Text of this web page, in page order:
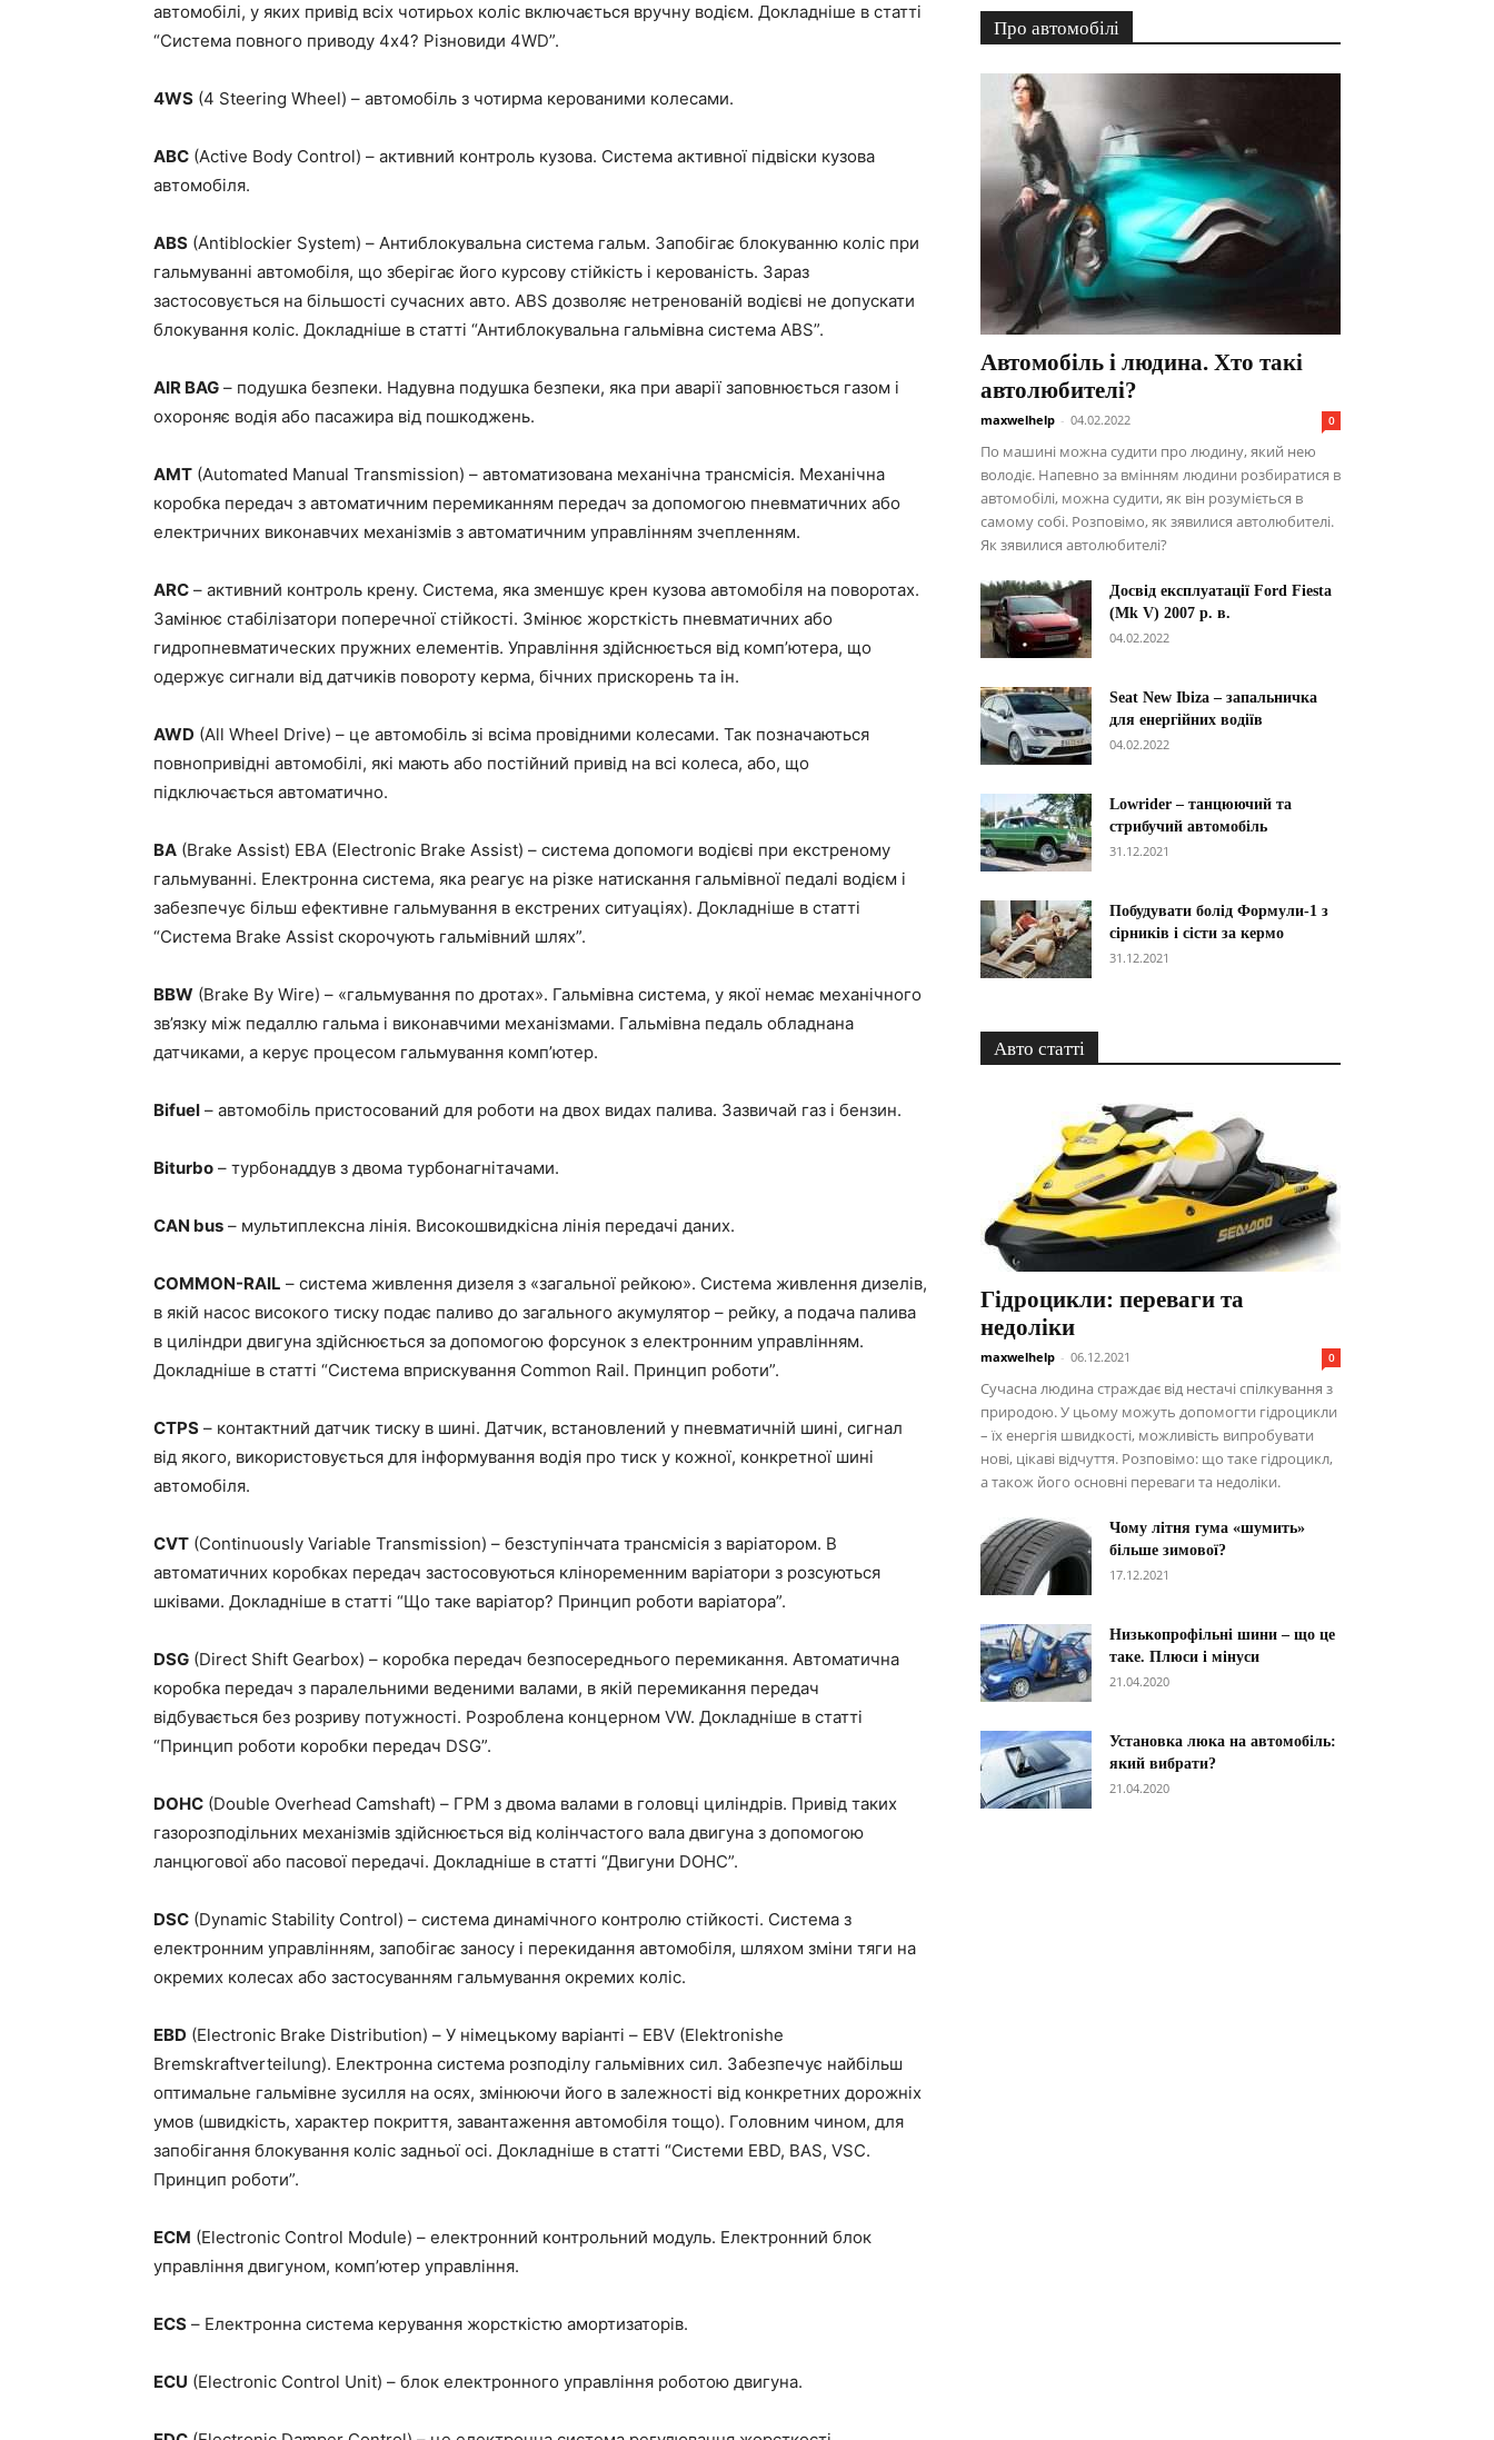
автомобілі, у яких привід всіх чотирьох коліс включається вручну водієм. Докладніше в статті
“Система повного приводу 4х4? Різновиди 4WD”.
4WS (4 Steering Wheel) – автомобіль з чотирма керованими колесами.
ABC (Active Body Control) – активний контроль кузова. Система активної підвіски кузова
автомобіля.
ABS (Antiblockier System) – Антиблокувальна система гальм. Запобігає блокуванню коліс при
гальмуванні автомобіля, що зберігає його курсову стійкість і керованість. Зараз
застосовується на більшості сучасних авто. ABS дозволяє нетренованій водієві не допускати
блокування коліс. Докладніше в статті “Антиблокувальна гальмівна система ABS”.
AIR BAG – подушка безпеки. Надувна подушка безпеки, яка при аварії заповнюється газом і
охороняє водія або пасажира від пошкоджень.
AMT (Automated Manual Transmission) – автоматизована механічна трансмісія. Механічна
коробка передач з автоматичним перемиканням передач за допомогою пневматичних або
електричних виконавчих механізмів з автоматичним управлінням зчепленням.
ARC – активний контроль крену. Система, яка зменшує крен кузова автомобіля на поворотах.
Замінює стабілізатори поперечної стійкості. Змінює жорсткість пневматичних або
гидропневматических пружних елементів. Управління здійснюється від комп’ютера, що
одержує сигнали від датчиків повороту керма, бічних прискорень та ін.
AWD (All Wheel Drive) – це автомобіль зі всіма провідними колесами. Так позначаються
повнопривідні автомобілі, які мають або постійний привід на всі колеса, або, що
підключається автоматично.
BA (Brake Assist) EBA (Electronic Brake Assist) – система допомоги водієві при екстреному
гальмуванні. Електронна система, яка реагує на різке натискання гальмівної педалі водієм і
забезпечує більш ефективне гальмування в екстрених ситуаціях). Докладніше в статті
“Система Brake Assist скорочують гальмівний шлях”.
BBW (Brake By Wire) – «гальмування по дротах». Гальмівна система, у якої немає механічного
зв’язку між педаллю гальма і виконавчими механізмами. Гальмівна педаль обладнана
датчиками, а керує процесом гальмування комп’ютер.
Bifuel – автомобіль пристосований для роботи на двох видах палива. Зазвичай газ і бензин.
Biturbo – турбонаддув з двома турбонагнітачами.
CAN bus – мультиплексна лінія. Високошвидкісна лінія передачі даних.
COMMON-RAIL – система живлення дизеля з «загальної рейкою». Система живлення дизелів,
в якій насос високого тиску подає паливо до загального акумулятор – рейку, а подача палива
в циліндри двигуна здійснюється за допомогою форсунок з електронним управлінням.
Докладніше в статті “Система вприскування Common Rail. Принцип роботи”.
CTPS – контактний датчик тиску в шині. Датчик, встановлений у пневматичній шині, сигнал
від якого, використовується для інформування водія про тиск у кожної, конкретної шині
автомобіля.
CVT (Continuously Variable Transmission) – безступінчата трансмісія з варіатором. В
автоматичних коробках передач застосовуються кліноременним варіатори з розсуються
шківами. Докладніше в статті “Що таке варіатор? Принцип роботи варіатора”.
DSG (Direct Shift Gearbox) – коробка передач безпосереднього перемикання. Автоматична
коробка передач з паралельними веденими валами, в якій перемикання передач
відбувається без розриву потужності. Розроблена концерном VW. Докладніше в статті
“Принцип роботи коробки передач DSG”.
DOHC (Double Overhead Camshaft) – ГРМ з двома валами в головці циліндрів. Привід таких
газорозподільних механізмів здійснюється від колінчастого вала двигуна з допомогою
ланцюгової або пасової передачі. Докладніше в статті “Двигуни DOHC”.
DSC (Dynamic Stability Control) – система динамічного контролю стійкості. Система з
електронним управлінням, запобігає заносу і перекидання автомобіля, шляхом зміни тяги на
окремих колесах або застосуванням гальмування окремих коліс.
EBD (Electronic Brake Distribution) – У німецькому варіанті – EBV (Elektronishe
Bremskraftverteilung). Електронна система розподілу гальмівних сил. Забезпечує найбільш
оптимальне гальмівне зусилля на осях, змінюючи його в залежності від конкретних дорожніх
умов (швидкість, характер покриття, завантаження автомобіля тощо). Головним чином, для
запобігання блокування коліс задньої осі. Докладніше в статті “Системи EBD, BAS, VSC.
Принцип роботи”.
ECM (Electronic Control Module) – електронний контрольний модуль. Електронний блок
управління двигуном, комп’ютер управління.
ECS – Електронна система керування жорсткістю амортизаторів.
ECU (Electronic Control Unit) – блок електронного управління роботою двигуна.
Про автомобілі
Автомобіль і людина. Хто такі
автолюбителі?
maxwelhelp - 04.02.2022 0
По машині можна судити про людину, який нею
володіє. Напевно за вмінням людини розбиратися в
автомобілі, можна судити, як він розуміється в
самому собі. Розповімо, як зявилися автолюбителі.
Як зявилися автолюбителі?
Досвід експлуатації Ford Fiesta
(Mk V) 2007 р. в.
04.02.2022
Seat New Ibiza – запальничка
для енергійних водіїв
04.02.2022
Lowrider – танцюючий та
стрибучий автомобіль
31.12.2021
Побудувати болід Формули-1 з
сірників і сісти за кермо
31.12.2021
Авто статті
Гідроцикли: переваги та
недоліки
maxwelhelp - 06.12.2021 0
Сучасна людина страждає від нестачі спілкування з
природою. У цьому можуть допомогти гідроцикли
– їх енергія швидкості, можливість випробувати
нові, цікаві відчуття. Розповімо: що таке гідроцикл,
а також його основні переваги та недоліки.
Чому літня гума «шумить»
більше зимової?
17.12.2021
Низькопрофільні шини – що це
таке. Плюси і мінуси
21.04.2020
Установка люка на автомобіль:
який вибрати?
21.04.2020